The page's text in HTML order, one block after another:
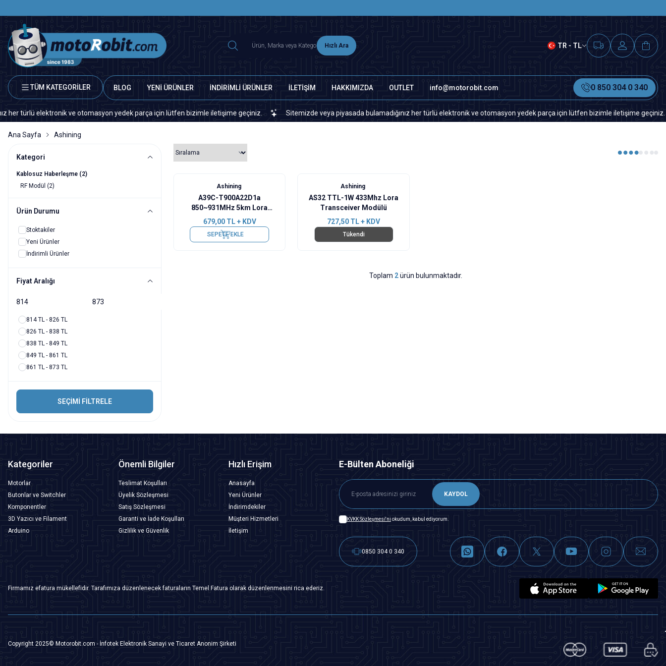
Hızlı Ara TR - TL
TÜM KATEGORİLER BLOG YENİ ÜRÜNLER İNDİRİMLİ ÜRÜNLER İLETİŞİM HAKKIMIZDA OUTLET info@motorobit.com 0 850 304 0 340
türlü elektronik ve otomasyon yedek parça için lütfen bizimle iletişime geçiniz. Sitemizde veya piyasada bulamadığınız her türlü elektronik ve otomasyon yedek parça için lütfen bizimle iletişime geçiniz.
Ana Sayfa Ashining
Kategori
Kablosuz Haberleşme (2)
RF Modül (2)
Ürün Durumu
Stoktakiler
Yeni Ürünler
İndirimli Ürünler
Fiyat Aralığı
814 TL - 826 TL
826 TL - 838 TL
838 TL - 849 TL
849 TL - 861 TL
861 TL - 873 TL
SEÇİMİ FİLTRELE
Ashining
A39C-T900A22D1a
850~931MHz 5km Lora
Transceiver Modülü
679,00TL + KDV
SEPETE EKLE
Ashining
AS32 TTL-1W 433Mhz Lora
Transceiver Modülü
727,50 TL + KDV
Tükendi
Toplam 2ürün bulunmaktadır.
Kategoriler
Motorlar
Butonlar ve Switchler
Komponentler
3D Yazıcı ve Filament
Arduino
Önemli Bilgiler
Teslimat Koşulları
Üyelik Sözleşmesi
Satış Sözleşmesi
Garanti ve İade Koşulları
Gizlilik ve Güvenlik
Hızlı Erişim
Anasayfa
Yeni Ürünler
İndirimdekiler
Müşteri Hizmetleri
İletişim
E-Bülten Aboneliği
KAYDOL
KVKK Sözleşmesi'ni okudum, kabul ediyorum.
0850 304 0 340
Firmamız efatura mükellefidir. Tarafımıza düzenlenecek faturaların Temel Fatura olarak düzenlenmesini rica ederiz.
Copyright 2025© Motorobit.com - İnfotek Elektronik Sanayi ve Ticaret Anonim Şirketi